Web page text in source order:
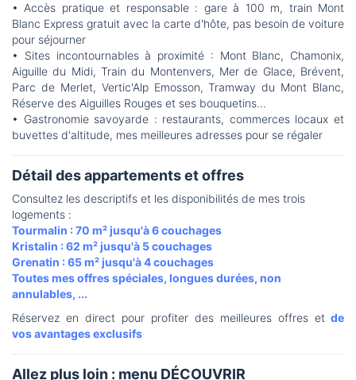
• Accès pratique et responsable : gare à 100 m, train Mont
Blanc Express gratuit avec la carte d'hôte, pas besoin de voiture
pour séjourner
• Sites incontournables à proximité : Mont Blanc, Chamonix,
Aiguille du Midi, Train du Montenvers, Mer de Glace, Brévent,
Parc de Merlet, Vertic'Alp Emosson, Tramway du Mont Blanc,
Réserve des Aiguilles Rouges et ses bouquetins…
• Gastronomie savoyarde : restaurants, commerces locaux et
buvettes d'altitude, mes meilleures adresses pour se régaler
Détail des appartements et offres
Consultez les descriptifs et les disponibilités de mes trois
logements :
Tourmalin : 70 m² jusqu'à 6 couchages
Kristalin : 62 m² jusqu'à 5 couchages
Grenatin : 65 m² jusqu'à 4 couchages
Toutes mes offres spéciales, longues durées, non
annulables, ...
Réservez en direct pour profiter des meilleures offres et de
vos avantages exclusifs
Allez plus loin : menu DÉCOUVRIR